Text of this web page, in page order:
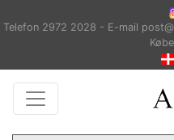
Telefon 2972 2028 - E-mail